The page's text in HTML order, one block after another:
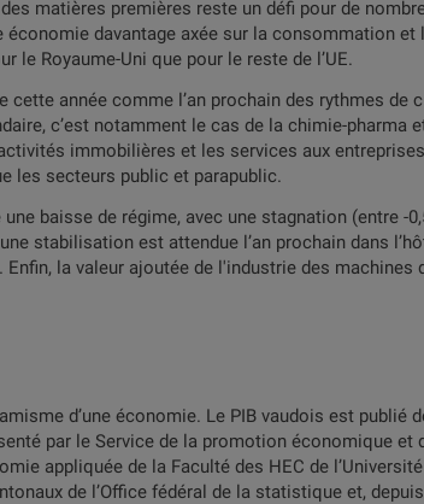
matières premières reste un défi pour de
économie davantage axée sur la consommation
le Royaume-Uni que pour le reste de l’UE.
année comme l’an prochain des rythmes de
c’est notamment le cas de la chimie-
immobilières et les services aux
les secteurs public et parapublic.
baisse de régime, avec une stagnation (entre -
stabilisation est attendue l’an prochain dans
Enfin, la valeur ajoutée de l'industrie des
d’une économie. Le PIB vaudois est publié
par le Service de la promotion économique
appliquée de la Faculté des HEC de
de l’Office fédéral de la statistique et,